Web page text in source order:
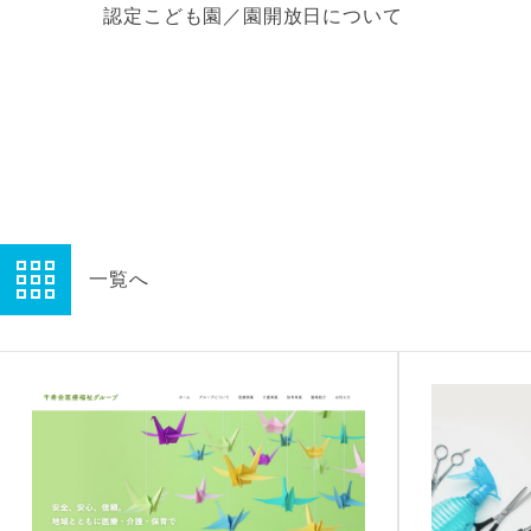
認定こども園／園開放日について
一覧へ